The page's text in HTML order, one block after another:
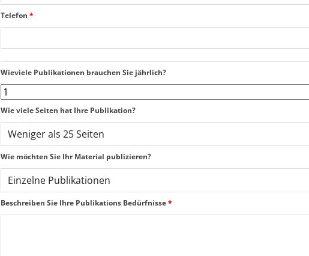
Telefon *
Wieviele Publikationen brauchen Sie jährlich?
Wie viele Seiten hat Ihre Publikation?
Wie möchten Sie Ihr Material publizieren?
Beschreiben Sie Ihre Publikations Bedürfnisse*